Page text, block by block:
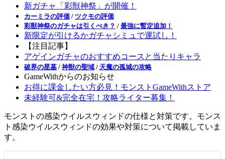
新ガチャ「彩獣神祭」が開催！
カーミラの評価 / ツクモの評価
彩獣神祭のガチャは引くべき？ / 最強に暫定追加！
新限定が引けるかガチャシミュで運試し！
【注目記事】
アゲインガチャのおすすめコースと当たりキャラ
破界の星墓 / 神獣の聖域 / 天魔の孤城の攻略
GameWithからのお知らせ
お得に課金したい方必見！モンストGameWithストア
未経験可&完全在宅！攻略ライター募集！
モンストの感染ウイルスウィンドの仕様と対策です。モンス
ト感染ウイルスウィンドの効果や対策について掲載していま
す。